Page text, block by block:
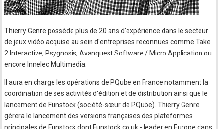
Thierry Genre possède plus de 20 ans d'expérience dans le secteur
de jeux vidéo acquise au sein d'entreprises reconnues comme Take
2 Interactive, Psygnosis, Avanquest Software / Micro Application ou
encore Innelec Multimedia.
Il aura en charge les opérations de PQube en France notamment la
coordination de ses activités d'édition et de distribution ainsi que le
lancement de Funstock (société-sœur de PQube). Thierry Genre
gèrera le lancement des versions françaises des plateformes
principales de Funstock dont Funstock.co.uk - leader en Europe dans